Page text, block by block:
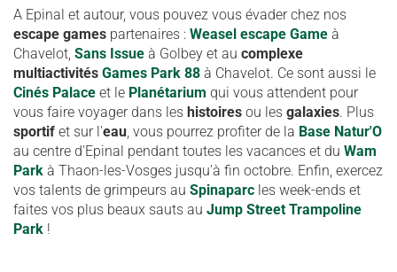
A Epinal et autour, vous pouvez vous évader chez nos
escape games partenaires : Weasel escape Game à
Chavelot, Sans Issue à Golbey et au complexe
multiactivités Games Park 88 à Chavelot. Ce sont aussi le
Cinés Palace et le Planétarium qui vous attendent pour
vous faire voyager dans les histoires ou les galaxies. Plus
sportif et sur l'eau, vous pourrez profiter de la Base Natur'O
au centre d'Epinal pendant toutes les vacances et du Wam
Park à Thaon-les-Vosges jusqu'à fin octobre. Enfin, exercez
vos talents de grimpeurs au Spinaparc les week-ends et
faites vos plus beaux sauts au Jump Street Trampoline
Park !